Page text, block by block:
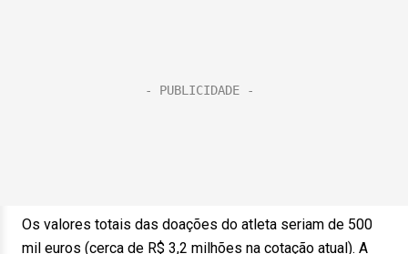
Os valores totais das doações do atleta seriam de 500
mil euros (cerca de R$ 3,2 milhões na cotação atual). A